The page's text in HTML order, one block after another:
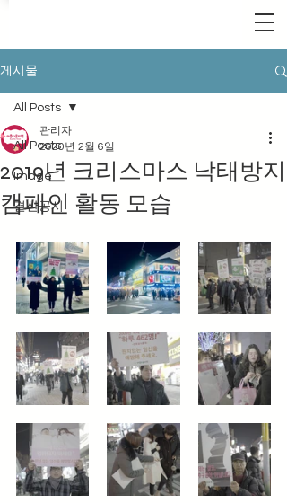
게시물
All Posts
Image
결산공시
All Posts
2019년 크리스마스 낙태방지
캠페인 활동 모습
관리자
2020년 2월 6일